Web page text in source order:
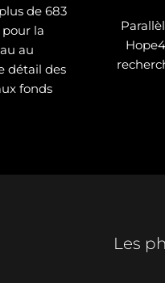
de 683
la
au
détail des
fonds
Les